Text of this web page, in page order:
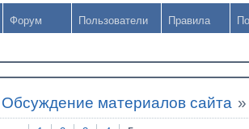
Форум Пользователи Правила
Обсуждение материалов сайта